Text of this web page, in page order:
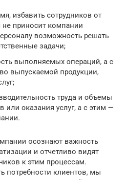
избавить сотрудников от
не приносит компании
возможность решать
задачи;
выполняемых операций, а с
выпускаемой продукции,
труда и объемы
или оказания услуг, а с этим —
осознают важность
и отчетливо видят
к этим процессам.
потребности клиентов, мы